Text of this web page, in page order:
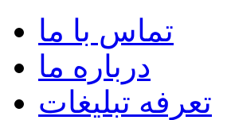
تماس با ما
درباره ما
تعرفه تبلیغات